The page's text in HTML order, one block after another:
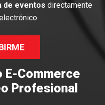
de eventos directamente
E-Commerce
Profesional